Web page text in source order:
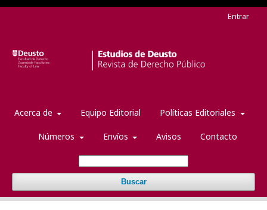
Acerca de Equipo Editorial Políticas Editoriales
Números Envíos Avisos Contacto
Buscar
Entrar